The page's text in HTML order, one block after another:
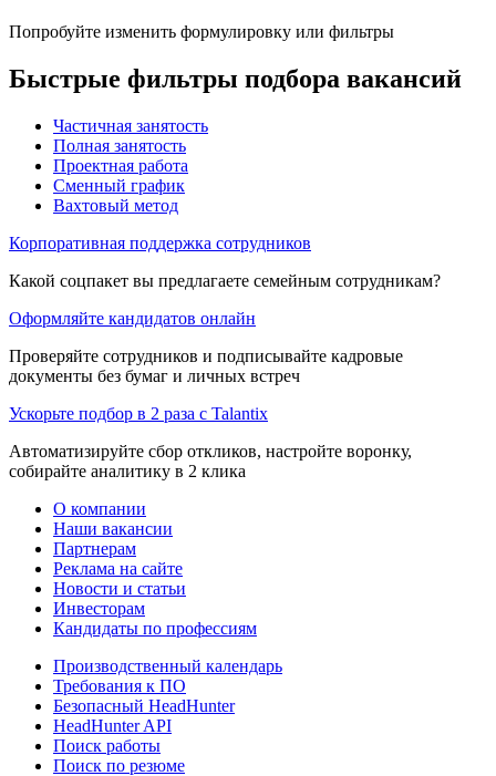
Попробуйте изменить формулировку или фильтры
Быстрые фильтры подбора вакансий
Частичная занятость
Полная занятость
Проектная работа
Сменный график
Вахтовый метод
Корпоративная поддержка сотрудников
Какой соцпакет вы предлагаете семейным сотрудникам?
Оформляйте кандидатов онлайн
Проверяйте сотрудников и подписывайте кадровые
документы без бумаг и личных встреч
Ускорьте подбор в 2 раза с Talantix
Автоматизируйте сбор откликов, настройте воронку,
собирайте аналитику в 2 клика
О компании
Наши вакансии
Партнерам
Реклама на сайте
Новости и статьи
Инвесторам
Кандидаты по профессиям
Производственный календарь
Требования к ПО
Безопасный HeadHunter
HeadHunter API
Поиск работы
Поиск по резюме